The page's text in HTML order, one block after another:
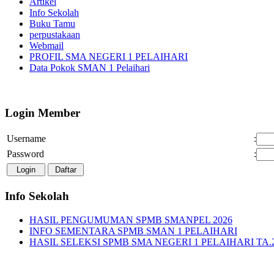
Info Sekolah
Buku Tamu
perpustakaan
Webmail
PROFIL SMA NEGERI 1 PELAIHARI
Data Pokok SMAN 1 Pelaihari
Login Member
Username
:
Password
:
Info Sekolah
HASIL PENGUMUMAN SPMB SMANPEL 2026
INFO SEMENTARA SPMB SMAN 1 PELAIHARI
HASIL SELEKSI SPMB SMA NEGERI 1 PELAIHARI